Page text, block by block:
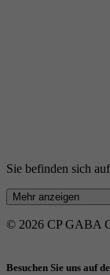
Sie befinden sich
Mehr anzeigen
© 2026 CP GABA
Besuchen Sie uns auf